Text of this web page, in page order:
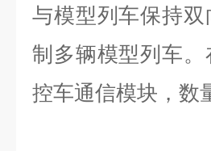
与模型列车保持
制多辆模型列车
控车通信模块，数